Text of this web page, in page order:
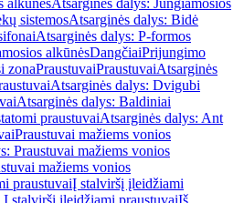
alkūnėsAtsarginės dalys: Jungiamosios
sistemosAtsarginės dalys: Bidė
Atsarginės dalys: P-formos
alkūnėsDangčiaiPrijungimo
zonaPraustuvaiPraustuvaiAtsarginės
Atsarginės dalys: Dvigubi
Atsarginės dalys: Baldiniai
praustuvaiAtsarginės dalys: Ant
Praustuvai mažiems vonios
Praustuvai mažiems vonios
mažiems vonios
praustuvaiĮ stalviršį įleidžiami
Į stalviršį įleidžiami praustuvaiIš